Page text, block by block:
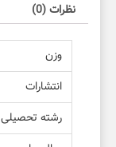
نظرات (0)
وزن
انتشارات
رشته تحصیلی